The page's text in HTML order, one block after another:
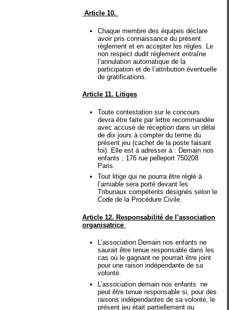
Article 10.
Chaque membre des équipes déclare
avoir pris connaissance du présent
règlement et en accepter les règles. Le
non respect dudit règlement entraîne
l’annulation automatique de la
participation et de l’attribution éventuelle
de gratifications.
Article 11. Litiges
Toute contestation sur le concours
devra être faite par lettre recommandée
avec accusé de réception dans un délai
de dix jours à compter du terme du
présent jeu (cachet de la poste faisant
foi). Elle est à adresser à : Demain nos
enfants ; 176 rue pelleport 750208
Paris.
Tout litige qui ne pourra être réglé à
l’amiable sera porté devant les
Tribunaux compétents désignés selon le
Code de la Procédure Civile.
Article 12. Responsabilité de l’association
organisatrice
L’association Demain nos enfants ne
saurait être tenue responsable dans les
cas où le gagnant ne pourrait être joint
pour une raison indépendante de sa
volonté.
L’association demain nos enfants ne
peut être tenue responsable si, pour des
raisons indépendantes de sa volonté, le
présent jeu était partiellement ou